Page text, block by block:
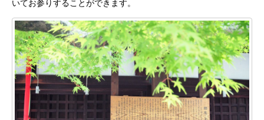
いてお参りすることができます。